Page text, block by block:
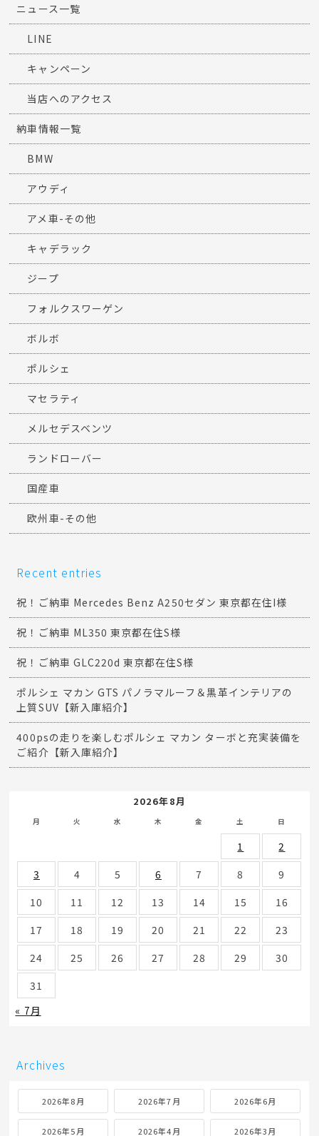
ニュース一覧
LINE
キャンペーン
当店へのアクセス
納車情報一覧
BMW
アウディ
アメ車-その他
キャデラック
ジープ
フォルクスワーゲン
ボルボ
ポルシェ
マセラティ
メルセデスベンツ
ランドローバー
国産車
欧州車-その他
Recent entries
祝！ご納車 Mercedes Benz A250セダン 東京都在住I様
祝！ご納車 ML350 東京都在住S様
祝！ご納車 GLC220d 東京都在住S様
ポルシェ マカン GTS パノラマルーフ＆黒革インテリアの
上質SUV【新入庫紹介】
400psの走りを楽しむポルシェ マカン ターボと充実装備を
ご紹介【新入庫紹介】
2026年8月
月 火 水 木 金 土 日
1
2
3
4 5 6 7 8
9
10
11 12 13 14 15
16
17
18 19 20 21 22
23
24
25 26 27 28 29
30
31
« 7月
Archives
2026年8月 2026年7月 2026年6月
2026年5月 2026年4月 2026年3月